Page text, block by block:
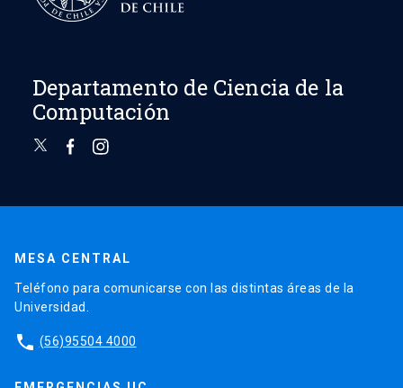
Departamento de Ciencia de la
Computación
MESA CENTRAL
Teléfono para comunicarse con las distintas áreas de la
Universidad.
phone (56)95504 4000